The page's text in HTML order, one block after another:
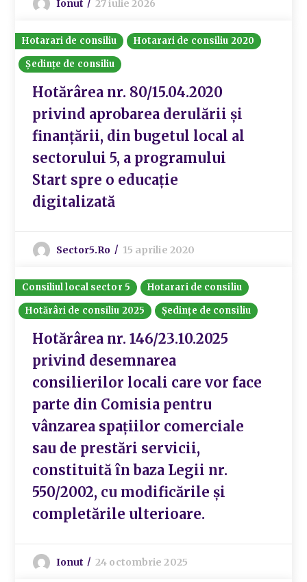
Ionut 27 iulie 2026
Hotarari de consiliu
Hotarari de consiliu 2020
Ședințe de consiliu
Hotărârea nr. 80/15.04.2020
privind aprobarea derulării și
finanțării, din bugetul local al
sectorului 5, a programului
Start spre o educație
digitalizată
Sector5.ro 15 aprilie 2020
Consiliul local sector 5
Hotarari de consiliu
Hotărâri de consiliu 2025
Ședințe de consiliu
Hotărârea nr. 146/23.10.2025
privind desemnarea
consilierilor locali care vor face
parte din Comisia pentru
vânzarea spațiilor comerciale
sau de prestări servicii,
constituită în baza Legii nr.
550/2002, cu modificările și
completările ulterioare.
Ionut 24 octombrie 2025